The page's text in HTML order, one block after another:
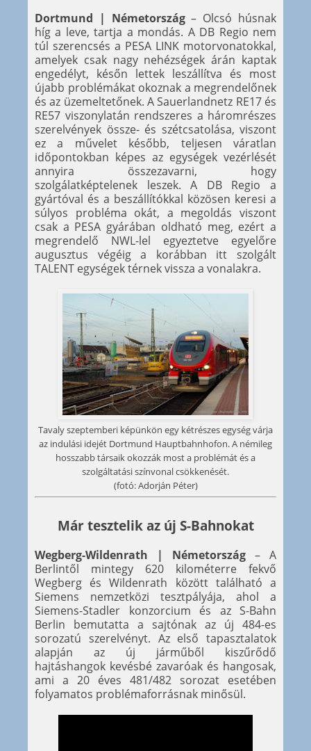
Dortmund | Németország– Olcsó húsnak
híg a leve, tartja a mondás. A DB Regio nem
túl szerencsés a PESA LINK motorvonatokkal,
amelyek csak nagy nehézségek árán kaptak
engedélyt, későn lettek leszállítva és most
újabb problémákat okoznak a megrendelőnek
és az üzemeltetőnek. A Sauerlandnetz RE17 és
RE57 viszonylatán rendszeres a háromrészes
szerelvények össze- és szétcsatolása, viszont
ez a művelet később, teljesen váratlan
időpontokban képes az egységek vezérlését
annyira összezavarni, hogy
szolgálatképtelenek leszek. A DB Regio a
gyártóval és a beszállítókkal közösen keresi a
súlyos probléma okát, a megoldás viszont
csak a PESA gyárában oldható meg, ezért a
megrendelő NWL-lel egyeztetve egyelőre
augusztus végéig a korábban itt szolgált
TALENT egységek térnek vissza a vonalakra.
Tavaly szeptemberi képünkön egy kétrészes egység várja
az indulási idejét Dortmund Hauptbahnhofon. A némileg
hosszabb társaik okozzák most a problémát és a
szolgáltatási színvonal csökkenését.
(fotó: Adorján Péter)
Már tesztelik az új S-Bahnokat
Wegberg-Wildenrath | Németország – A
Berlintől mintegy 620 kilométerre fekvő
Wegberg és Wildenrath között található a
Siemens nemzetközi tesztpályája, ahol a
Siemens-Stadler konzorcium és az S-Bahn
Berlin bemutatta a sajtónak az új 484-es
sorozatú szerelvényt. Az első tapasztalatok
alapján az új járműből kiszűrődő
hajtáshangok kevésbé zavaróak és hangosak,
ami a 20 éves 481/482 sorozat esetében
folyamatos problémaforrásnak minősül.